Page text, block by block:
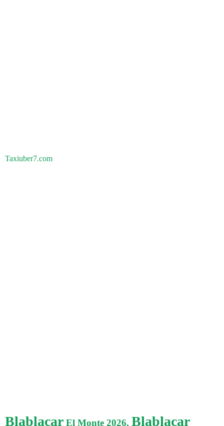
Taxiuber7.com
Blablacar El Monte 2026, Blablacar